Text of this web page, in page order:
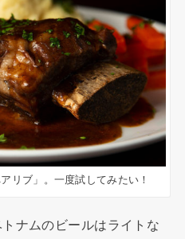
リブ」。一度試してみたい！
ナムのビールはライトな